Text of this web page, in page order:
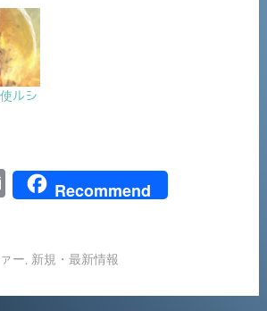
ルシ
E
l
Recommend
ー 新規・最新情報